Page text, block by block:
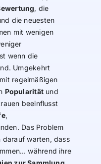
, die
die neuesten
mit wenigen
wenn die
Umgekehrt
regelmäßigen
Popularitätund
beeinflusst
,
Das Problem
darauf warten, dass
während ihre